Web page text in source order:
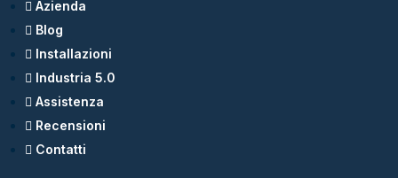
Azienda
Blog
Installazioni
Industria 5.0
Assistenza
Recensioni
Contatti